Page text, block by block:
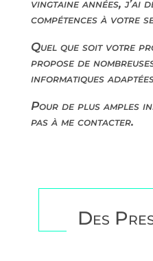
vingtaine années, j’ai
compétences à votre
Quel que soit votre
propose de
informatiques
Pour de plus amples
pas à me contacter.
Des